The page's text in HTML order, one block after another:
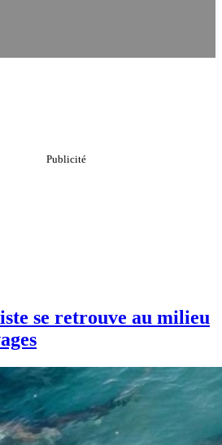
se retrouve au milieu